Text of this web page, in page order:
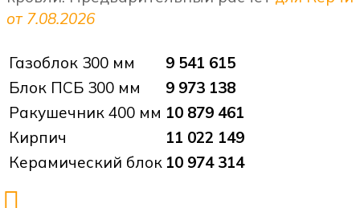
от 7.08.2026
Газоблок 300 мм
9 541 615
Блок ПСБ 300 мм
9 973 138
Ракушечник 400 мм 10 879 461
Кирпич
11 022 149
Керамический блок 10 974 314